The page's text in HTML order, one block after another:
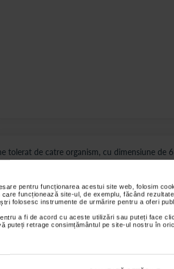
pentru funcționarea acestui site web, folosim
funcționează site-ul, de exemplu, făcând
folosesc instrumente de urmărire pentru a oferi
a fi de acord cu aceste utilizări sau puteți face
puteți retrage consimțământul pe site-ul nostru în
tolerat de catre organism, cu dimensiune de
pentru comenzile efectuate online.
Review-uri